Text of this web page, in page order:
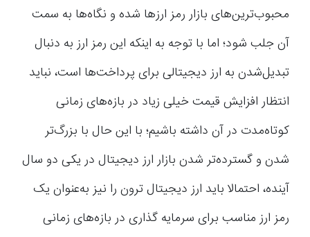
محبوب‌ترین‌های بازار رمز ارزها شده و نگاه‌ها به سمت
آن جلب شود؛ اما با توجه به اینکه این رمز ارز به دنبال
تبدیل‌شدن به ارز دیجیتالی برای پرداخت‌ها است، نباید
انتظار افزایش قیمت خیلی زیاد در بازه‌های زمانی
کوتاه‌مدت در آن داشته باشیم؛ با این حال با بزرگ‌تر
شدن و گسترده‌تر شدن بازار ارز دیجیتال در یکی دو سال
آینده، احتمالا باید ارز دیجیتال ترون را نیز به‌عنوان یک
رمز ارز مناسب برای سرمایه گذاری در بازه‌های زمانی